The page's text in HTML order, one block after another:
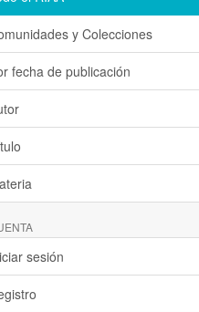
×
y Colecciones
fecha de publicación
sesión